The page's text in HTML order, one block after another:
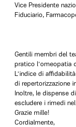
Vice Presidente
Fiduciario,
Gentili membri del
pratico l'omeopatia
L'indice di
di repertorizzazione
Inoltre, le dispense
escludere i rimedi
Grazie mille!
Cordialmente,